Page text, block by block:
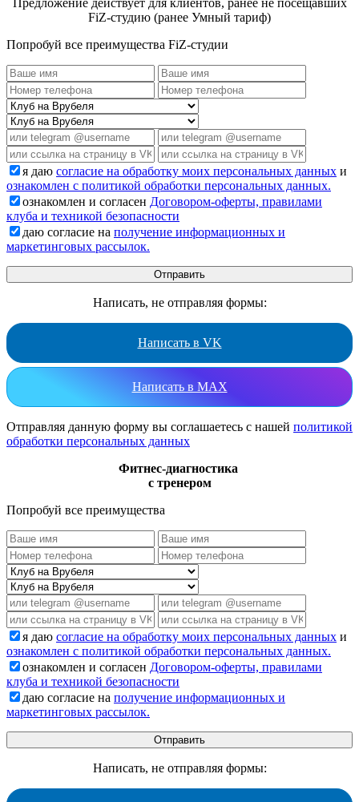
Предложение действует для клиентов, ранее не посещавших
FiZ-студию (ранее Умный тариф)
Попробуй все преимущества FiZ-студии
я даю согласие на обработку моих персональных данных и
ознакомлен с политикой обработки персональных данных.
ознакомлен и согласен Договором-оферты, правилами
клуба и техникой безопасности
даю согласие на получение информационных и
маркетинговых рассылок.
Написать, не отправляя формы:
Написать в VK
Написать в MAX
Отправляя данную форму вы соглашаетесь с нашей политикой
обработки персональных данных
Фитнес-диагностика
с тренером
Попробуй все преимущества
я даю согласие на обработку моих персональных данных и
ознакомлен с политикой обработки персональных данных.
ознакомлен и согласен Договором-оферты, правилами
клуба и техникой безопасности
даю согласие на получение информационных и
маркетинговых рассылок.
Написать, не отправляя формы: